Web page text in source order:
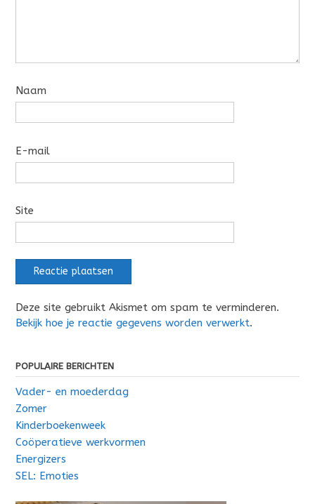
Naam
E-mail
Site
Deze site gebruikt Akismet om spam te verminderen.
Bekijk hoe je reactie gegevens worden verwerkt.
POPULAIRE BERICHTEN
Vader- en moederdag
Zomer
Kinderboekenweek
Coöperatieve werkvormen
Energizers
SEL: Emoties